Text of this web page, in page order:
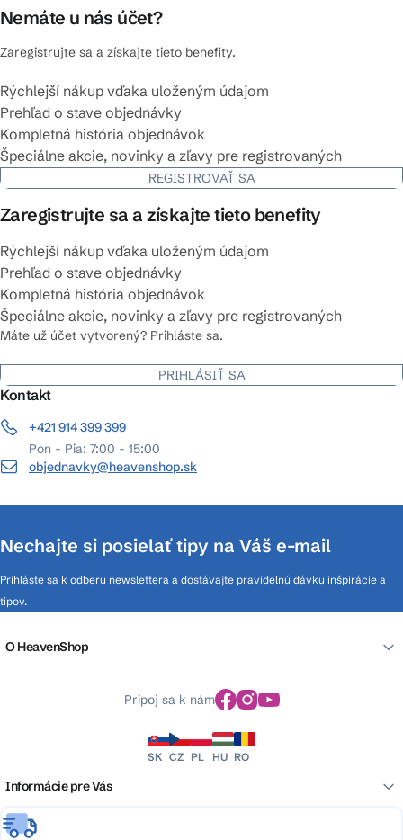
Nemáte u nás účet?
Zaregistrujte sa a získajte tieto benefity.
Rýchlejší nákup vďaka uloženým údajom
Prehľad o stave objednávky
Kompletná história objednávok
Špeciálne akcie, novinky a zľavy pre registrovaných
REGISTROVAŤ SA
Zaregistrujte sa a získajte tieto benefity
Rýchlejší nákup vďaka uloženým údajom
Prehľad o stave objednávky
Kompletná história objednávok
Špeciálne akcie, novinky a zľavy pre registrovaných
Máte už účet vytvorený? Prihláste sa.
PRIHLÁSIŤ SA
Kontakt
+421 914 399 399
Pon - Pia: 7:00 - 15:00
objednavky@heavenshop.sk
Nechajte si posielať tipy na Váš e-mail
Prihláste sa k odberu newslettera a dostávajte pravidelnú dávku inšpirácie a
tipov.
O HeavenShop
Pripoj sa k nám
SK CZ PL HU RO
Informácie pre Vás